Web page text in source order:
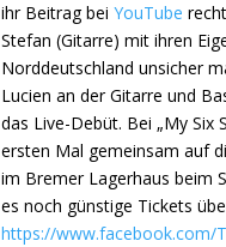
ihr Beitrag bei YouTube
Stefan (Gitarre) mit ihren
Norddeutschland unsicher
Lucien an der Gitarre und
das Live-Debüt. Bei „My Six
ersten Mal gemeinsam auf
im Bremer Lagerhaus beim
es noch günstige Tickets
https://www.facebook.com/